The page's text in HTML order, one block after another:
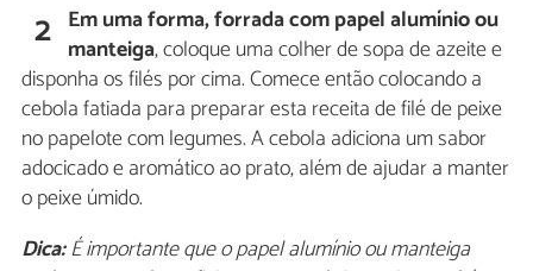
2 Em uma forma, forrada com papel alumínio ou
manteiga, coloque uma colher de sopa de azeite e
disponha os filés por cima. Comece então colocando a
cebola fatiada para preparar esta receita de filé de peixe
no papelote com legumes. A cebola adiciona um sabor
adocicado e aromático ao prato, além de ajudar a manter
o peixe úmido.
Dica:É importante que o papel alumínio ou manteiga